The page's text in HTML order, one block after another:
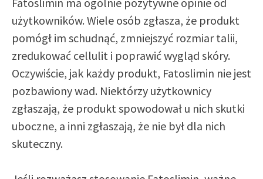
użytkowników. Wiele osób zgłasza, że produkt
pomógł im schudnąć, zmniejszyć rozmiar talii,
zredukować cellulit i poprawić wygląd skóry.
Oczywiście, jak każdy produkt, Fatoslimin nie jest
pozbawiony wad. Niektórzy użytkownicy
zgłaszają, że produkt spowodował u nich skutki
uboczne, a inni zgłaszają, że nie był dla nich
skuteczny.